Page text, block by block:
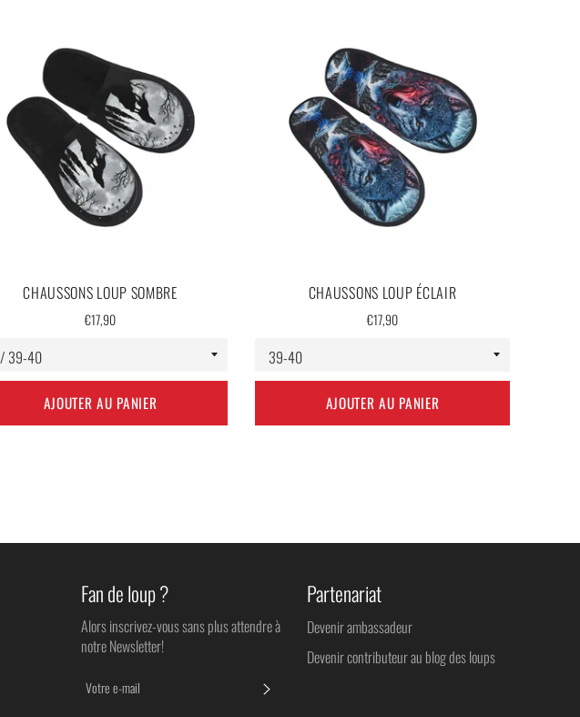
CHAUSSONS LOUP SOMBRE
Prix
€17,90
AJOUTER AU PANIER
CHAUSSONS LOUP ÉCLAIR
Prix
€17,90
AJOUTER AU PANIER
Fan de loup ?
Alors inscrivez-vous sans plus attendre à
notre Newsletter!
Partenariat
Devenir ambassadeur
Devenir contributeur au blog des loups